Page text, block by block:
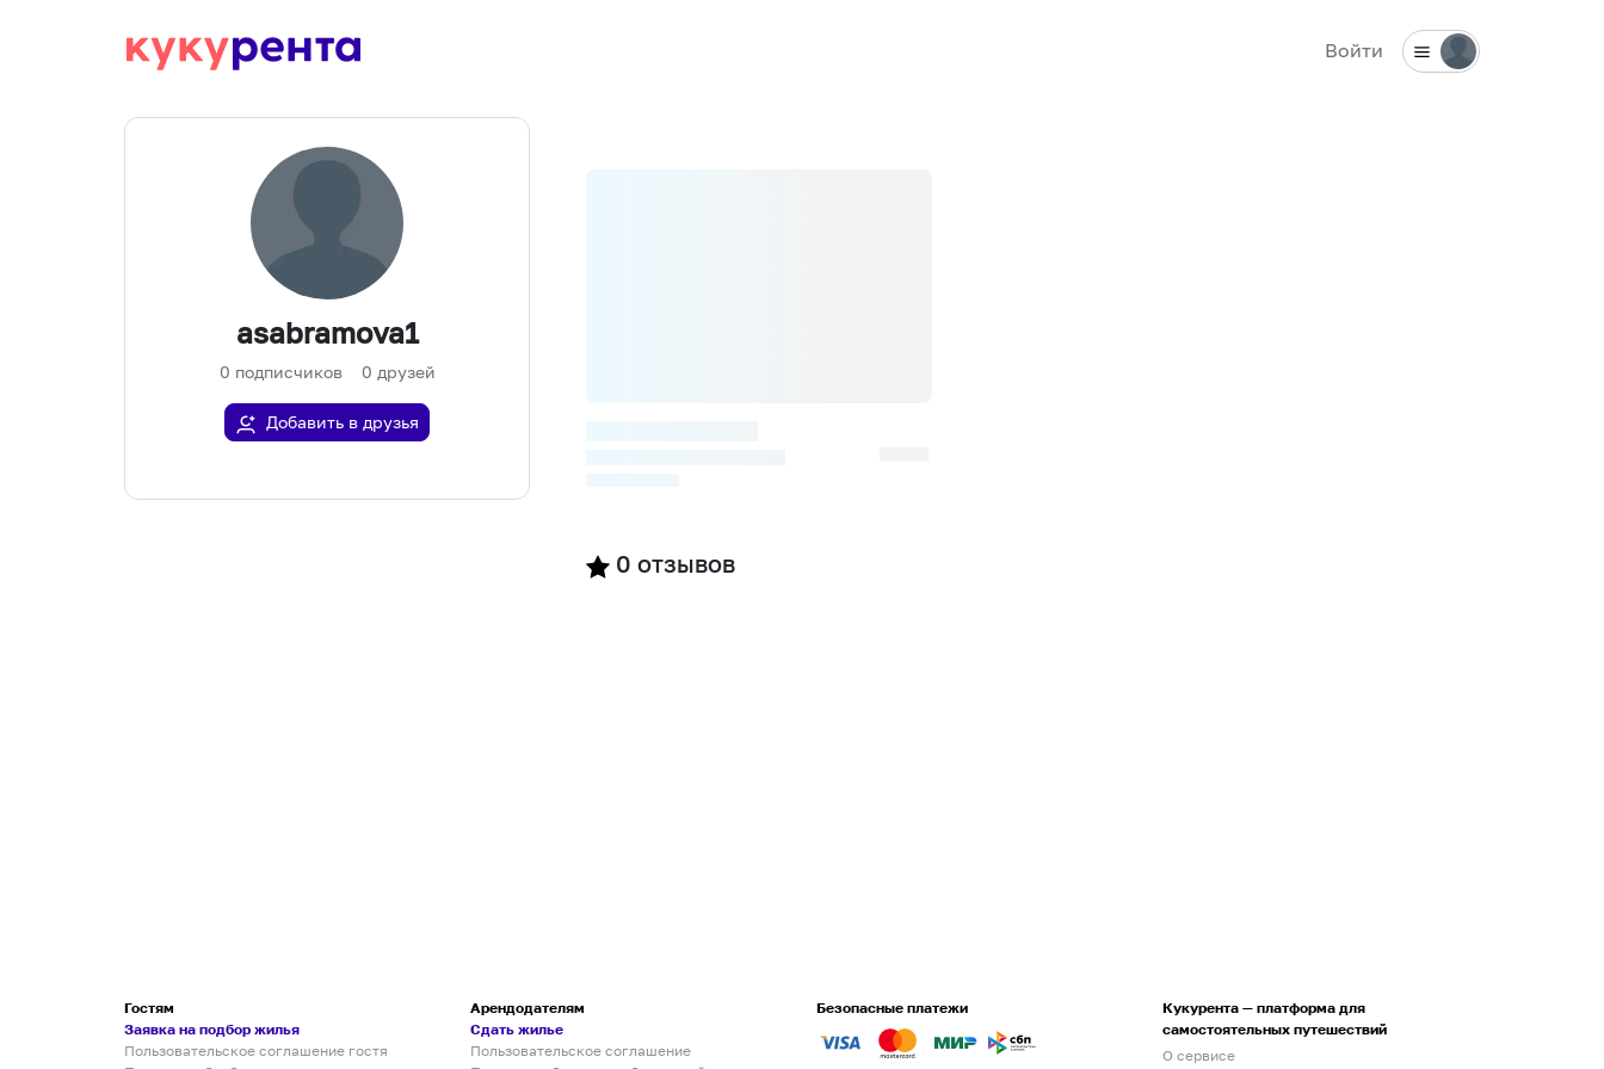
Войти
asabramova1
0 подписчиков 0 друзей
Добавить в друзья
0 отзывов
Гостям
Заявка на подбор жилья
Пользовательское соглашение гостя
Арендодателям
Сдать жилье
Пользовательское соглашение
Безопасные платежи
Кукурента — платформа для
самостоятельных путешествий
О сервисе